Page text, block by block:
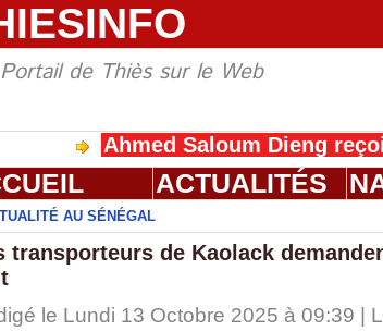
de Thiès sur le Web
Ahmed Saloum Dieng reçoit Sa
ACTUALITÉS
AU SÉNÉGAL
transporteurs de Kaolack
le Lundi 13 Octobre 2025 à 09:39 |